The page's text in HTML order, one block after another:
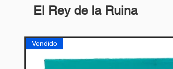
El Rey de la Ruina
Vendido